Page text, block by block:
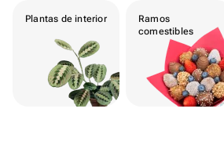
Plantas de interior
Ramos
comestibles